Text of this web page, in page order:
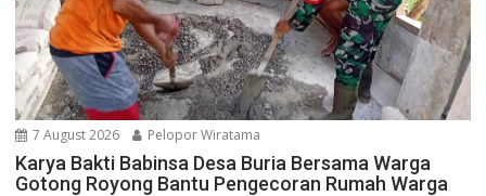
7 August 2026 Pelopor Wiratama
Karya Bakti Babinsa Desa Buria Bersama Warga
Gotong Royong Bantu Pengecoran Rumah Warga